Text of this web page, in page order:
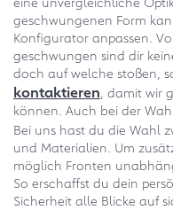
geschwungenen Form
Konfigurator anpassen.
geschwungen sind dir
doch auf welche stoßen,
kontaktieren , damit wir
können. Auch bei der
Bei uns hast du die Wahl
und Materialien. Um
möglich Fronten
So erschaffst du dein
Sicherheit alle Blicke auf